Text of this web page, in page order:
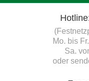
Mo. bis
Sa.
oder